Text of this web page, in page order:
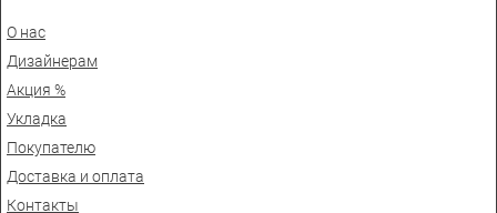
О нас
Дизайнерам
Акция %
Укладка
Покупателю
Доставка и оплата
Контакты